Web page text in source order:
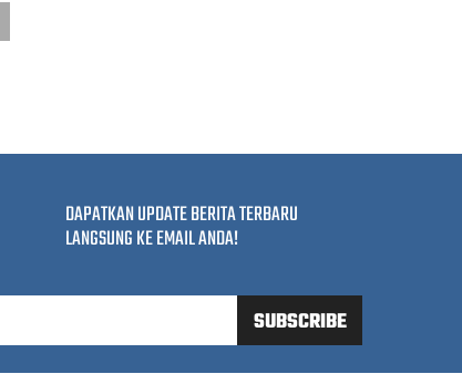
DAPATKAN UPDATE BERITA TERBARU
LANGSUNG KE EMAIL ANDA!